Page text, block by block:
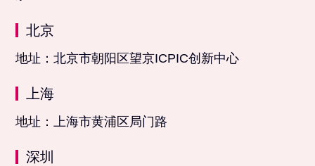
北京
地址：北京市朝阳区望京ICPIC创新中心
上海
地址：上海市黄浦区局门路
深圳